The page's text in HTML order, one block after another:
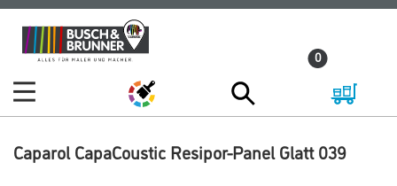
Zum
Inhalt
Zum
Navigationsmenü
0
Caparol CapaCoustic Resipor-Panel Glatt 039